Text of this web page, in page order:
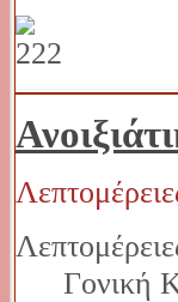
Γονική